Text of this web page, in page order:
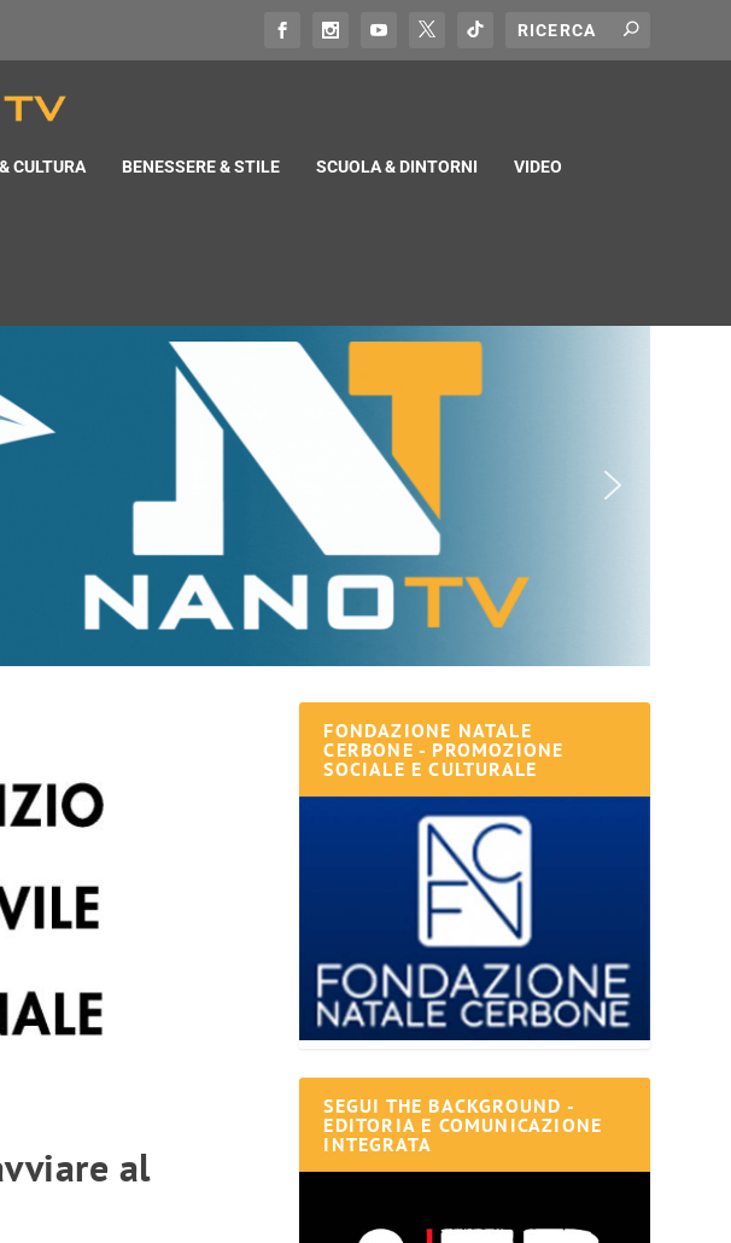
CULTURA BENESSERE & STILE SCUOLA & DINTORNI VIDEO
al
FONDAZIONE NATALE
CERBONE - PROMOZIONE
SOCIALE E CULTURALE
SEGUI THE BACKGROUND -
EDITORIA E COMUNICAZIONE
INTEGRATA